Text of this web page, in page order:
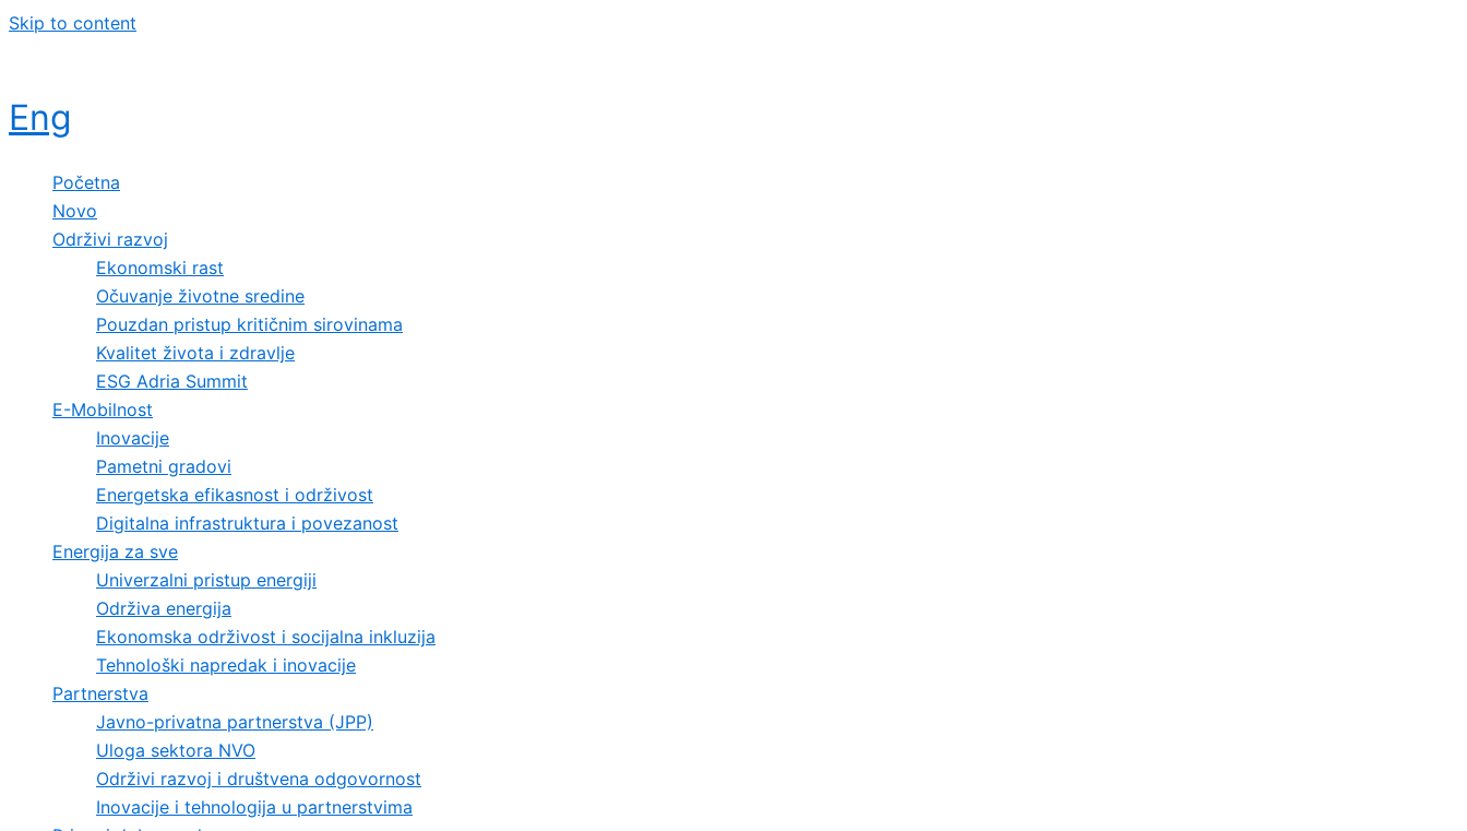
Skip to content
Eng
Početna
Novo
Održivi razvoj
Ekonomski rast
Očuvanje životne sredine
Pouzdan pristup kritičnim sirovinama
Kvalitet života i zdravlje
ESG Adria Summit
E-Mobilnost
Inovacije
Pametni gradovi
Energetska efikasnost i održivost
Digitalna infrastruktura i povezanost
Energija za sve
Univerzalni pristup energiji
Održiva energija
Ekonomska održivost i socijalna inkluzija
Tehnološki napredak i inovacije
Partnerstva
Javno-privatna partnerstva (JPP)
Uloga sektora NVO
Održivi razvoj i društvena odgovornost
Inovacije i tehnologija u partnerstvima